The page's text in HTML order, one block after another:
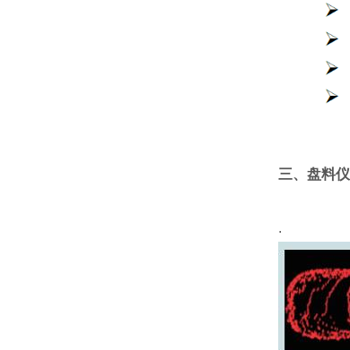
三、盘料仪
.